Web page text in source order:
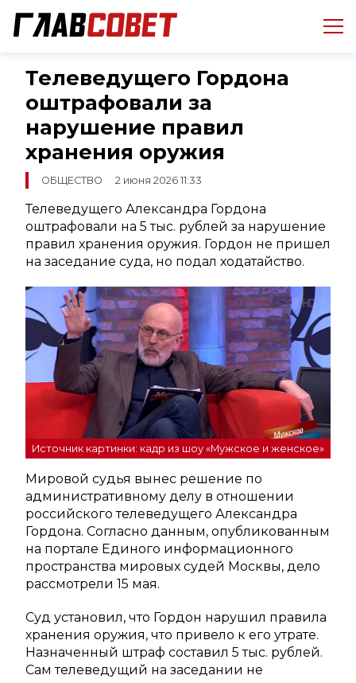
Телеведущего Гордона
оштрафовали за
нарушение правил
хранения оружия
ОБЩЕСТВО 2 июня 2026 11:33
Телеведущего Александра Гордона
оштрафовали на 5 тыс. рублей за нарушение
правил хранения оружия. Гордон не пришел
на заседание суда, но подал ходатайство.
Источник картинки: кадр из шоу «Мужское и женское»
Мировой судья вынес решение по
административному делу в отношении
российского телеведущего Александра
Гордона. Согласно данным, опубликованным
на портале Единого информационного
пространства мировых судей Москвы, дело
рассмотрели 15 мая.
Суд установил, что Гордон нарушил правила
хранения оружия, что привело к его утрате.
Назначенный штраф составил 5 тыс. рублей.
Сам телеведущий на заседании не